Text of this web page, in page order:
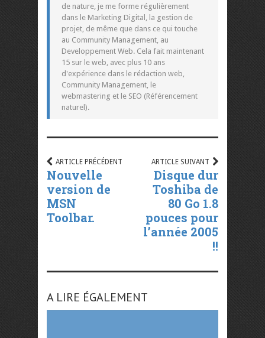
de nature, je me forme régulièrement
dans le Marketing Digital, la gestion de
projet, de même que dans ce qui touche
au Community Management, au
Developpement Web. Cela fait maintenant
15 sur le web, avec plus 10 ans
d'expérience dans le rédaction web,
Community Management, le
webmastering et le SEO (Référencement
naturel).
ARTICLE PRÉCÉDENT
Nouvelle
version de
MSN
Toolbar.
ARTICLE SUIVANT
Disque dur
Toshiba de
80 Go 1.8
pouces pour
l’année 2005
!!
A LIRE ÉGALEMENT